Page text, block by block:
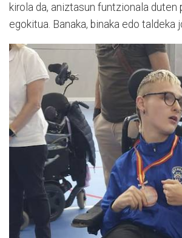
kirola da, aniztasun funtzionala duten
egokitua. Banaka, binaka edo taldeka